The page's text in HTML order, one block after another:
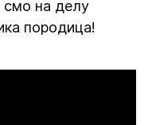
смо на делу
породица!